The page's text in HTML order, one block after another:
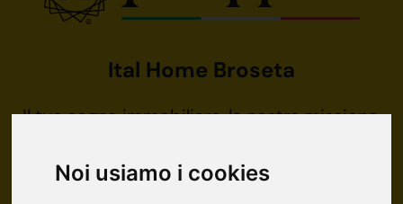
Noi usiamo i cookies
Ital Home Broseta
Il tuo sogno immobiliare, la nostra missione.